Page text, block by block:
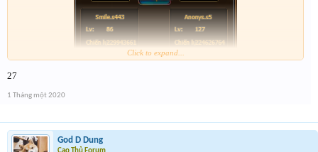
Click to expand...
27
1 Tháng một 2020
God D Dung